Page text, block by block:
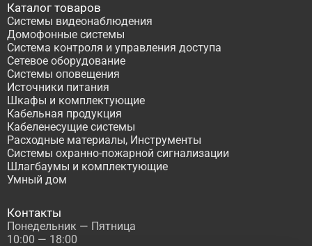
Каталог товаров
Системы видеонаблюдения
Домофонные системы
Система контроля и управления доступа
Сетевое оборудование
Системы оповещения
Источники питания
Шкафы и комплектующие
Кабельная продукция
Кабеленесущие системы
Расходные материалы, Инструменты
Системы охранно-пожарной сигнализации
Шлагбаумы и комплектующие
Умный дом
Контакты
Понедельник — Пятница
10:00 — 18:00